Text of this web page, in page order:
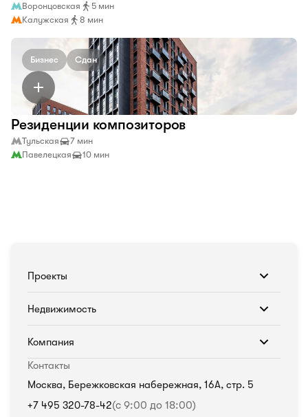
Воронцовская
5 мин
Калужская
8 мин
Бизнес Сдан
Резиденции композиторов
Тульская
7 мин
Павелецкая
10 мин
Проекты
Недвижимость
Компания
Контакты
Москва, Бережковская набережная, 16А, стр. 5
+7 495 320-78-42(с 9:00 до 18:00)